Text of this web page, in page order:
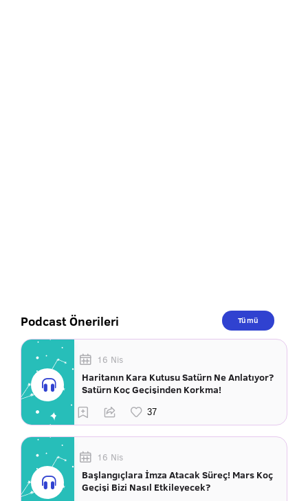
Podcast Önerileri Tümü
16 Nis
Haritanın Kara Kutusu Satürn Ne Anlatıyor?
Satürn Koç Geçişinden Korkma!
16 Nis
Başlangıçlara İmza Atacak Süreç! Mars Koç
Geçişi Bizi Nasıl Etkileyecek?